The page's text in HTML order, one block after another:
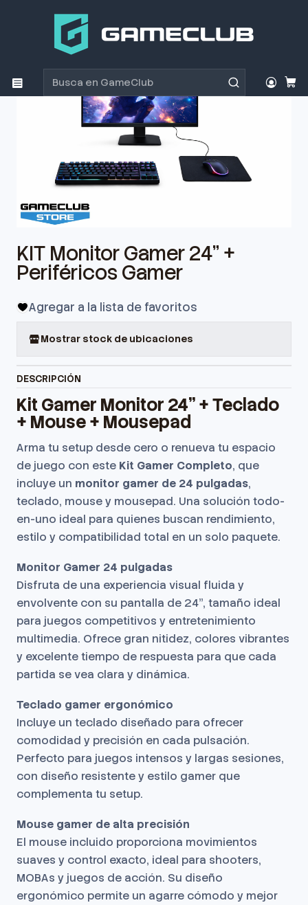
Productos
KIT Monitor Gamer 24" + Periféricos Gamer
KIT Monitor Gamer 24" +
Periféricos Gamer
Agregar a la lista de favoritos
Mostrar stock de ubicaciones
DESCRIPCIÓN
Kit Gamer Monitor 24” + Teclado
+ Mouse + Mousepad
Arma tu setup desde cero o renueva tu espacio
de juego con este Kit Gamer Completo, que
incluye un monitor gamer de 24 pulgadas,
teclado, mouse y mousepad. Una solución todo-
en-uno ideal para quienes buscan rendimiento,
estilo y compatibilidad total en un solo paquete.
Monitor Gamer 24 pulgadas
Disfruta de una experiencia visual fluida y
envolvente con su pantalla de 24”, tamaño ideal
para juegos competitivos y entretenimiento
multimedia. Ofrece gran nitidez, colores vibrantes
y excelente tiempo de respuesta para que cada
partida se vea clara y dinámica.
Teclado gamer ergonómico
Incluye un teclado diseñado para ofrecer
comodidad y precisión en cada pulsación.
Perfecto para juegos intensos y largas sesiones,
con diseño resistente y estilo gamer que
complementa tu setup.
Mouse gamer de alta precisión
El mouse incluido proporciona movimientos
suaves y control exacto, ideal para shooters,
MOBAs y juegos de acción. Su diseño
ergonómico permite un agarre cómodo y mejor